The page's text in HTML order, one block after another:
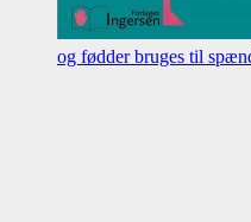
og fødder bruges til